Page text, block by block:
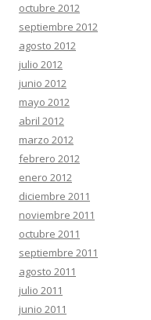
octubre 2012
septiembre 2012
agosto 2012
julio 2012
junio 2012
mayo 2012
abril 2012
marzo 2012
febrero 2012
enero 2012
diciembre 2011
noviembre 2011
octubre 2011
septiembre 2011
agosto 2011
julio 2011
junio 2011